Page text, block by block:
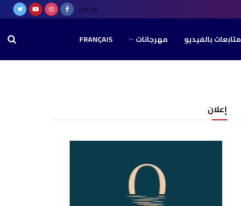
من نحن
متابعات بالفيديو مهرجانات FRANÇAIS
إعلان